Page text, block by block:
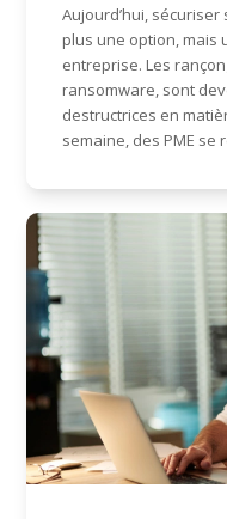
Aujourd’hui,
plus une option, mais
entreprise. Les
ransomware, sont
destructrices en
semaine, des PME